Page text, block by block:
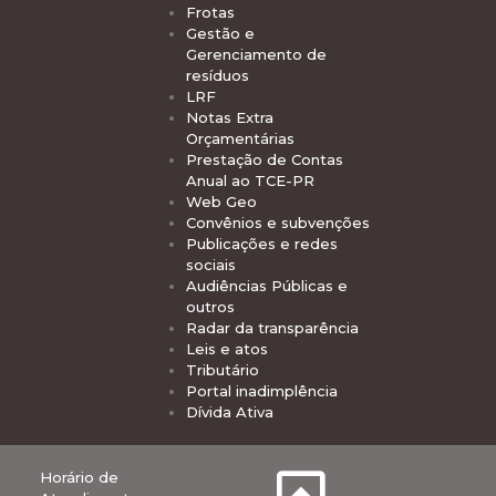
Frotas
Gestão e
Gerenciamento de
resíduos
LRF
Notas Extra
Orçamentárias
Prestação de Contas
Anual ao TCE-PR
Web Geo
Convênios e subvenções
Publicações e redes
sociais
Audiências Públicas e
outros
Radar da transparência
Leis e atos
Tributário
Portal inadimplência
Dívida Ativa
Horário de